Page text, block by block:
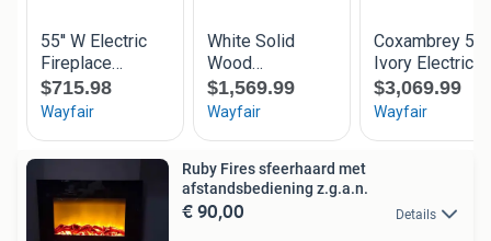
Ruby Fires sfeerhaard met
afstandsbediening z.g.a.n.
€ 90,00 Details